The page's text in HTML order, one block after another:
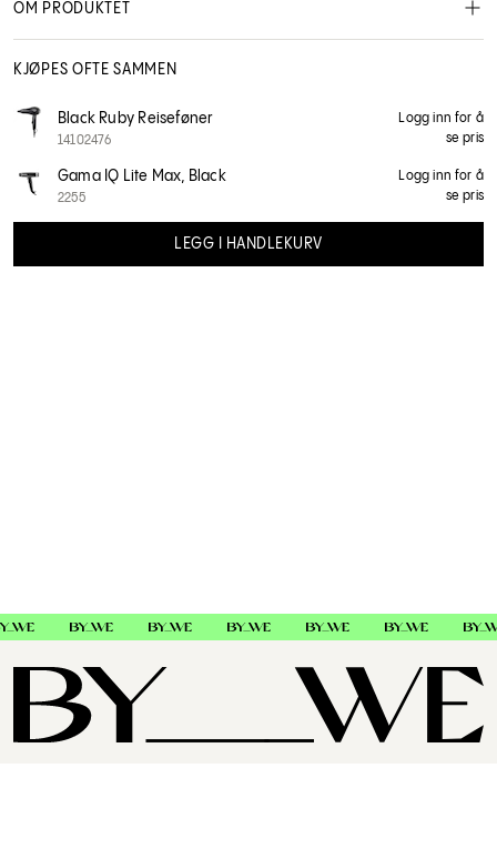
OM PRODUKTET
KJØPES OFTE SAMMEN
Black Ruby Reiseføner
14102476
Logg inn for å
se pris
Gama IQ Lite Max, Black
2255
Logg inn for å
se pris
LEGG I HANDLEKURV